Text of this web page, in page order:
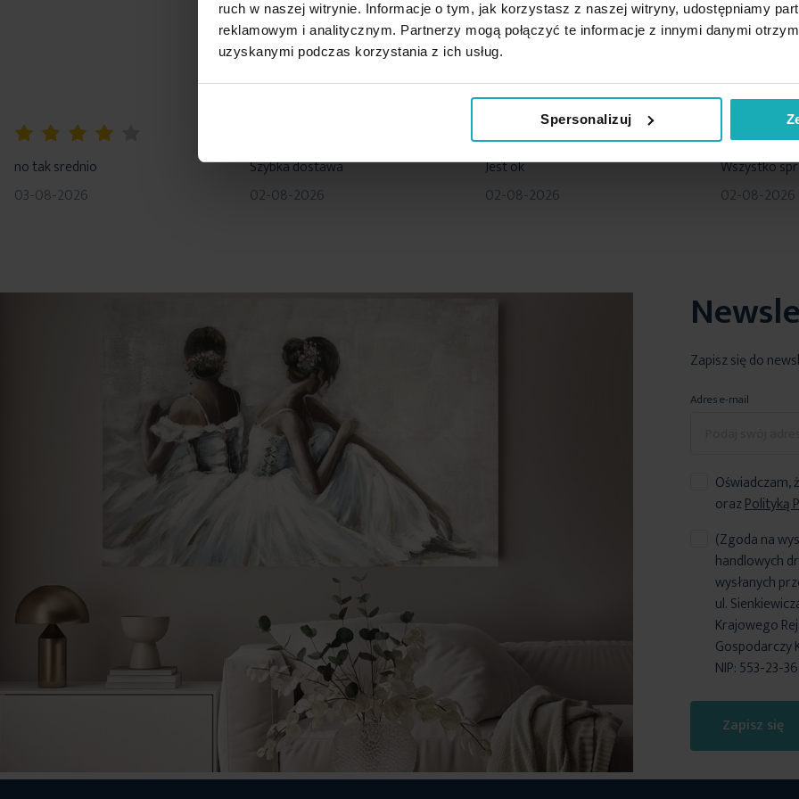
ruch w naszej witrynie. Informacje o tym, jak korzystasz z naszej witryny, udostępniamy
reklamowym i analitycznym. Partnerzy mogą połączyć te informacje z innymi danymi
uzyskanymi podczas korzystania z ich usług.
Spersonalizuj
5%
Na podstawie 1209 opinii. Zobacz niektóre opinie tutaj.
no tak srednio
03-08-2026
Szybka dostawa
02-08-2026
Jest ok
02-08-2026
Wszystko
02-08-2026
Zapisz się do
Adres e-mail
Oświadczam,
orazPolityką
Zapisz się
(Zgoda na
handlowych
wysłanych
ul.
Krajowego
Gospodarczy
NIP: 553-23-